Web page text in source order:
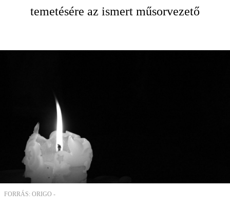
temetésére az ismert műsorvezető
FORRÁS: ORIGO -